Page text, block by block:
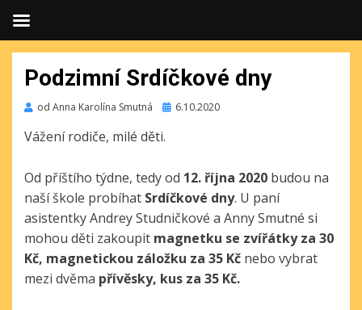
Podzimní Srdíčkové dny
od Anna Karolína Smutná Publikováno
6.10.2020
Vážení rodiče, milé děti.
Od příštího týdne, tedy od 12. října 2020 budou na
naší škole probíhat Srdíčkové dny. U paní
asistentky Andrey Studničkové a Anny Smutné si
mohou děti zakoupit magnetku se zvířátky za 30
Kč, magnetickou záložku za 35 Kč nebo vybrat
mezi dvěma přívěsky, kus za 35 Kč.